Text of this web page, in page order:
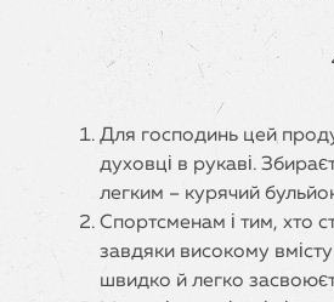
Для господинь цей
духовці в рукаві.
легким – курячий
Спортсменам і тим, хто
завдяки високому
швидко й легко